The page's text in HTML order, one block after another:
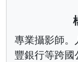
專業攝影師。
豐銀行等跨